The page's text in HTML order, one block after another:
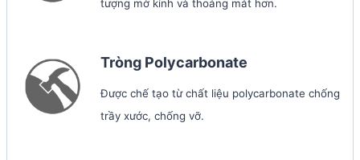
tượng mờ kính và thoáng mát hơn.
Tròng Polycarbonate
Được chế tạo từ chất liệu polycarbonate chống
trầy xước, chống vỡ.